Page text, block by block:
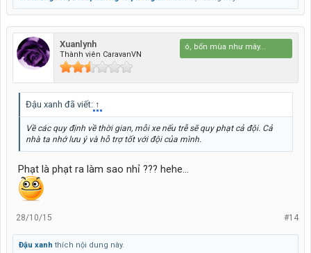
Xuanlynh
Thành viên CaravanVN
Bốn mùa như gió, bốn mùa như mây...
Đậu xanh đã viết: ↑
Về các quy định về thời gian, mỗi xe nếu trễ sẽ quy phạt cả đội. Cả
nhà ta nhớ lưu ý và hỗ trợ tốt với đội của mình.
Phạt là phạt ra làm sao nhỉ ??? hehe...
#14
28/10/15
Đậu xanh thích nội dung này.